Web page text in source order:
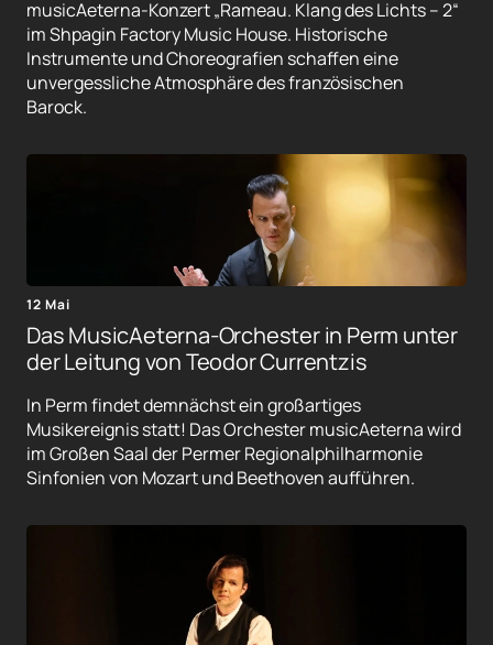
musicAeterna-Konzert „Rameau. Klang des Lichts – 2“
im Shpagin Factory Music House. Historische
Instrumente und Choreografien schaffen eine
unvergessliche Atmosphäre des französischen
Barock.
12 Mai
Das MusicAeterna-Orchester in Perm unter
der Leitung von Teodor Currentzis
In Perm findet demnächst ein großartiges
Musikereignis statt! Das Orchester musicAeterna wird
im Großen Saal der Permer Regionalphilharmonie
Sinfonien von Mozart und Beethoven aufführen.